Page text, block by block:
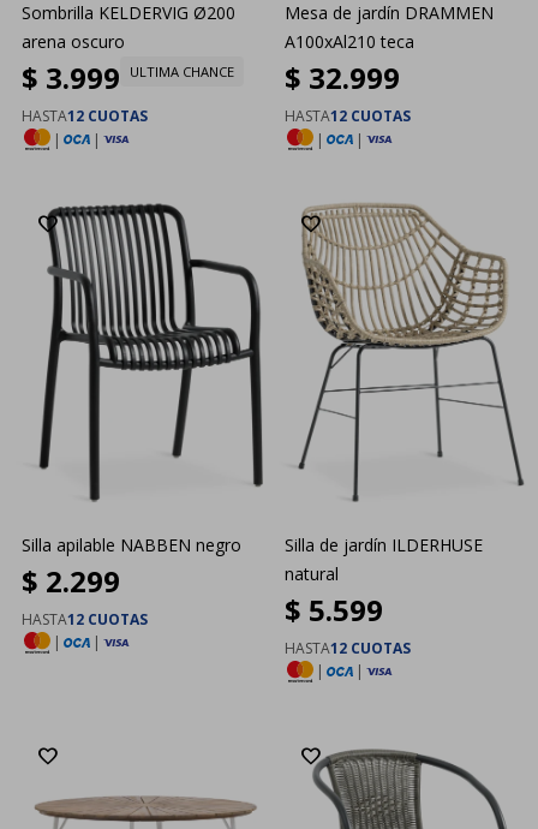
Sombrilla KELDERVIG Ø200
arena oscuro
$ 3.999 ULTIMA CHANCE
HASTA12 CUOTAS
|
|
Mesa de jardín DRAMMEN
A100xAl210 teca
$ 32.999
HASTA12 CUOTAS
|
|
Silla apilable NABBEN negro
$ 2.299
HASTA12 CUOTAS
|
|
Silla de jardín ILDERHUSE
natural
$ 5.599
HASTA12 CUOTAS
|
|